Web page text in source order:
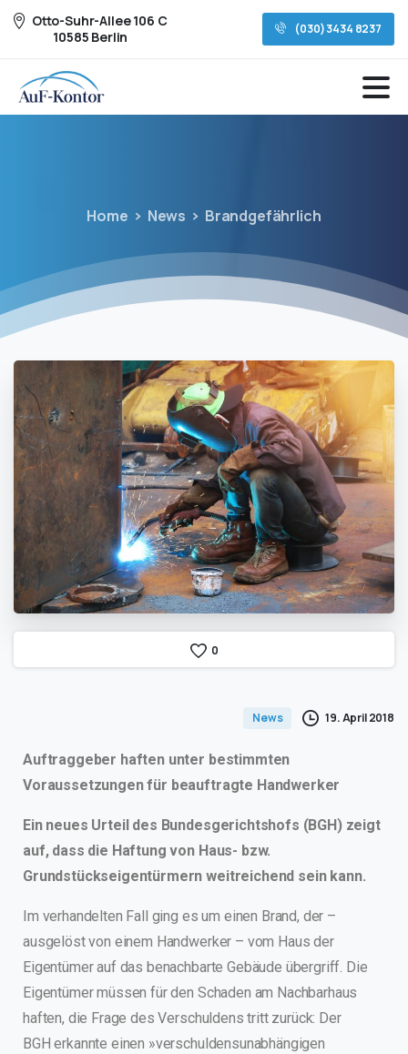
Otto-Suhr-Allee 106 C
10585 Berlin
(030) 3434 8237
Home News Brandgefährlich
0
News 19. April 2018
Auftraggeber haften unter bestimmten
Voraussetzungen für beauftragte Handwerker
Ein neues Urteil des Bundesgerichtshofs (BGH) zeigt
auf, dass die Haftung von Haus- bzw.
Grundstückseigentürmern weitreichend sein kann.
Im verhandelten Fall ging es um einen Brand, der –
ausgelöst von einem Handwerker – vom Haus der
Eigentümer auf das benachbarte Gebäude übergriff. Die
Eigentümer müssen für den Schaden am Nachbarhaus
haften, die Frage des Verschuldens tritt zurück: Der
BGH erkannte einen »verschuldensunabhängigen